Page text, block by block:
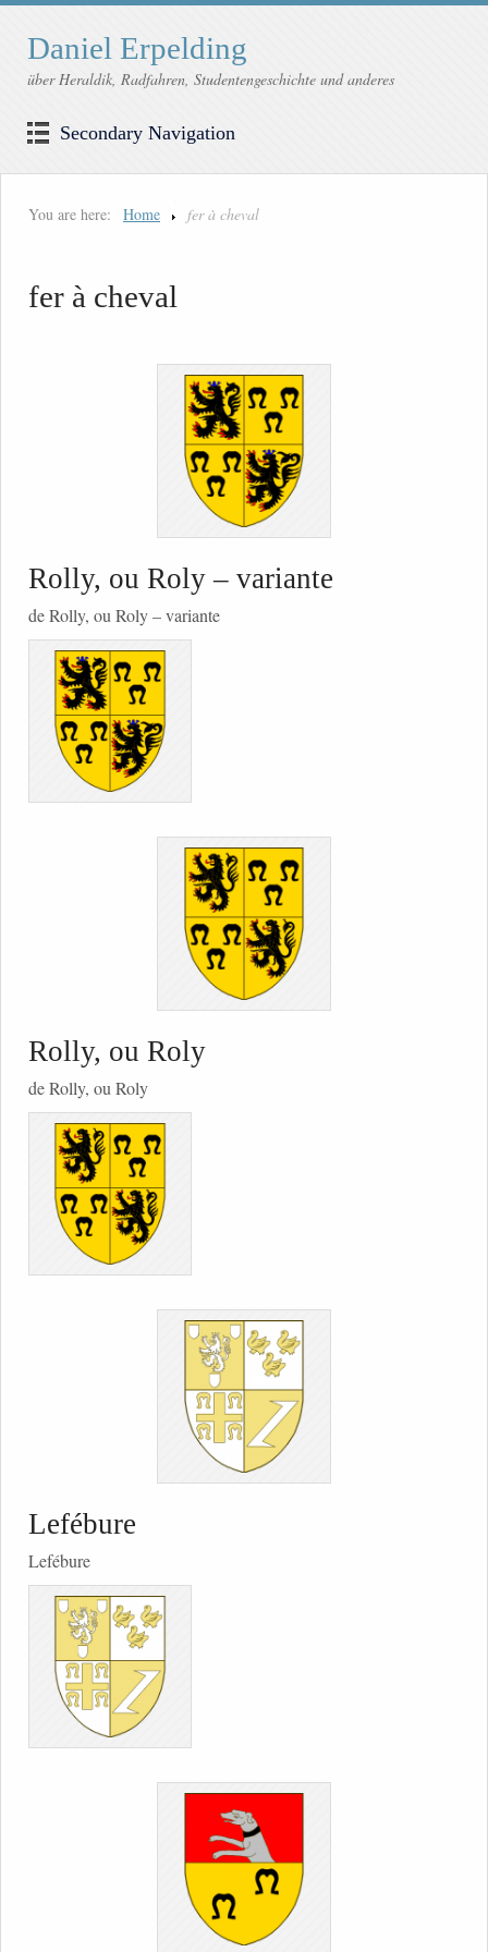
Daniel Erpelding
über Heraldik, Radfahren, Studentengeschichte und anderes
Secondary Navigation
You are here: Home fer à cheval
fer à cheval
Rolly, ou Roly – variante
de Rolly, ou Roly – variante
Rolly, ou Roly
de Rolly, ou Roly
Lefébure
Lefébure